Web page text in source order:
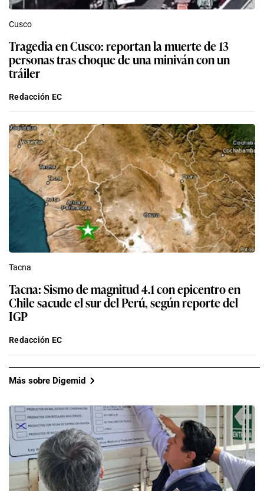
Cusco
Tragedia en Cusco: reportan la muerte de 13
personas tras choque de una miniván con un
tráiler
Redacción EC
Tacna
Tacna: Sismo de magnitud 4.1 con epicentro en
Chile sacude el sur del Perú, según reporte del
IGP
Redacción EC
Más sobre Digemid